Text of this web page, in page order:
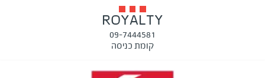
ROYALTY
09-7444581
קומת כניסה